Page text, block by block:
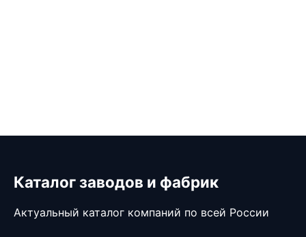
Каталог заводов и фабрик
Актуальный каталог компаний по всей России